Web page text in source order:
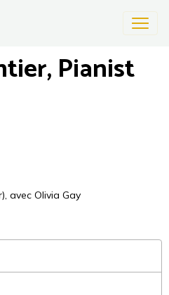
Pianist
avec Olivia Gay